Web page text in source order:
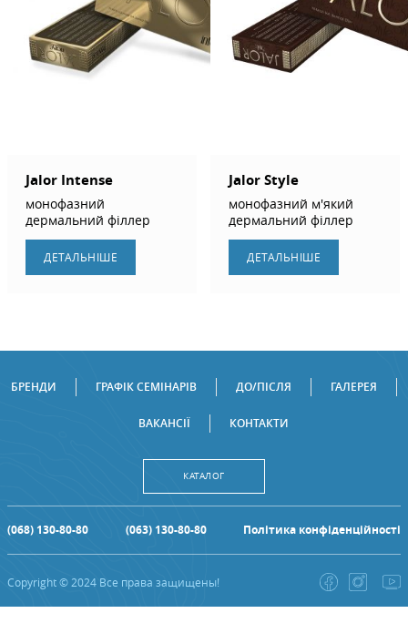
Jalor Intense
монофазний
дермальний філлер
ДЕТАЛЬНIШЕ
Jalor Style
монофазний м'який
дермальний філлер
ДЕТАЛЬНIШЕ
БРЕНДИ ГРАФІК СЕМІНАРІВ ДО/ПІСЛЯ ГАЛЕРЕЯ
ВАКАНСІЇ КОНТАКТИ
КАТАЛОГ
(068) 130-80-80 (063) 130-80-80 Політика конфіденційності
Copyright © 2024 Все права защищены!